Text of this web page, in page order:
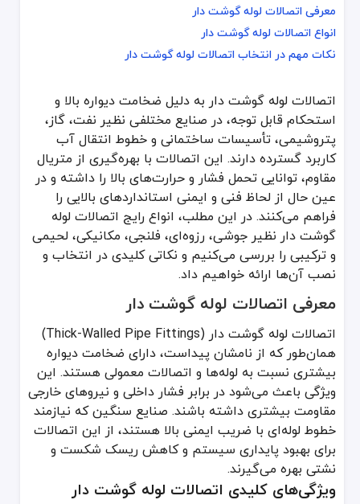
معرفی اتصالات لوله گوشت دار
انواع اتصالات لوله گوشت دار
نکات مهم در انتخاب اتصالات لوله گوشت دار
اتصالات لوله گوشت دار به دلیل ضخامت دیواره بالا و استحکام قابل
معرفی اتصالات لوله گوشت دار
اتصالات لوله گوشت دار (Thick-Walled Pipe Fittings) همان‌طور که از نامشان پیداست، دارای ضخامت دیواره بیشتری نسبت به لوله‌ها و اتصالات معمولی هستند. این ویژگی باعث می‌شود در برابر فشار داخلی و نیروهای خارجی مقاومت بیشتری داشته باشند. صنایع سنگین که نیازمند خطوط لوله‌ای با ضریب ایمنی بالا هستند، از این اتصالات برای بهبود پایداری سیستم و کاهش ریسک شکست و نشتی بهره می‌گیرند.
ویژگی‌های کلیدی اتصالات لوله گوشت دار
مقاومت مکانیکی بالا: به دلیل ضخامت بالاتر، تحمل فشار و تنش‌های
دوام و طول عمر بالا: متریال ضخیم و طراحی تخصصی اتصالات لوله
تنوع در اتصال: این اتصالات در انواع جوشی، رزوه‌ای، فلنجی،
انواع اتصالات لوله گوشت دار
در این بخش با رایج‌ترین روش‌ها و انواع اتصالات لوله گوشت دار
اتصالات جوشی در لوله گوشت دار
اتصالات جوشی (Butt Weld Fittings) از محبوب‌ترین گزینه‌ها برای لوله‌های گوشت دار هستند. این نوع اتصال با استفاده از فرایند جوشکاری (نظیر جوش قوس الکتریکی یا جوش زیرپودری) انجام می‌شود و استحکام بالایی ایجاد می‌کند.
مزایا:
ایجاد یکپارچگی در سیستم لوله‌کشی
کاهش نشتی به دلیل حذف اتصالات رزوه‌ای یا آب‌بندهای اضافه
قابلیت تحمل فشار و حرارت بالا
معایب:
معرفی اتصالات لوله گوشت دار
انواع اتصالات لوله گوشت دار
نکات مهم در انتخاب اتصالات لوله گوشت دار
اتصالات لوله گوشت دار به دلیل ضخامت دیواره بالا و
استحکام قابل توجه، در صنایع مختلفی نظیر نفت، گاز،
پتروشیمی، تأسیسات ساختمانی و خطوط انتقال آب
کاربرد گسترده دارند. این اتصالات با بهره‌گیری از متریال
مقاوم، توانایی تحمل فشار و حرارت‌های بالا را داشته و در
عین حال از لحاظ فنی و ایمنی استانداردهای بالایی را
فراهم می‌کنند. در این مطلب، انواع رایج اتصالات لوله
گوشت دار نظیر جوشی، رزوه‌ای، فلنجی، مکانیکی، لحیمی
و ترکیبی را بررسی می‌کنیم و نکاتی کلیدی در انتخاب و
نصب آن‌ها ارائه خواهیم داد.
معرفی اتصالات لوله گوشت دار
اتصالات لوله گوشت دار (Thick-Walled Pipe Fittings)
همان‌طور که از نامشان پیداست، دارای ضخامت دیواره
بیشتری نسبت به لوله‌ها و اتصالات معمولی هستند. این
ویژگی باعث می‌شود در برابر فشار داخلی و نیروهای خارجی
مقاومت بیشتری داشته باشند. صنایع سنگین که نیازمند
خطوط لوله‌ای با ضریب ایمنی بالا هستند، از این اتصالات
برای بهبود پایداری سیستم و کاهش ریسک شکست و
نشتی بهره می‌گیرند.
ویژگی‌های کلیدی اتصالات لوله گوشت دار